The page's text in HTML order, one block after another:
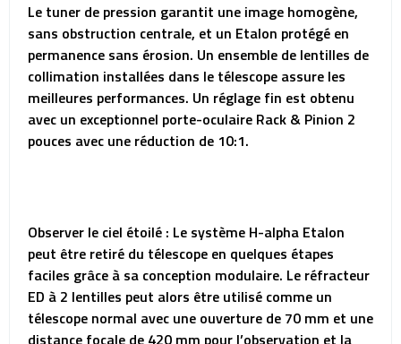
Le tuner de pression garantit une image homogène,
sans obstruction centrale, et un Etalon protégé en
permanence sans érosion. Un ensemble de lentilles de
collimation installées dans le télescope assure les
meilleures performances. Un réglage fin est obtenu
avec un exceptionnel porte-oculaire Rack & Pinion 2
pouces avec une réduction de 10:1.
Observer le ciel étoilé : Le système H-alpha Etalon
peut être retiré du télescope en quelques étapes
faciles grâce à sa conception modulaire. Le réfracteur
ED à 2 lentilles peut alors être utilisé comme un
télescope normal avec une ouverture de 70 mm et une
distance focale de 420 mm pour l’observation et la